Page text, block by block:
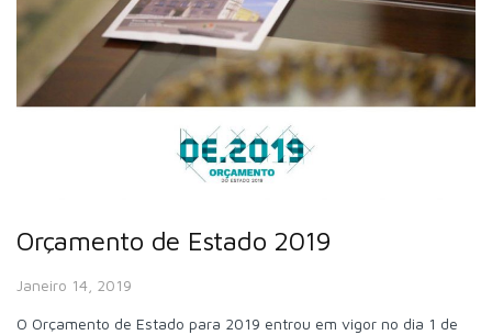
Orçamento de Estado 2019
Janeiro 14, 2019
O Orçamento de Estado para 2019 entrou em vigor no dia 1 de